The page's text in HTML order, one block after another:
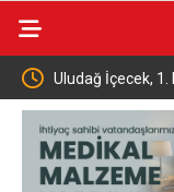
Uludağ İçecek, 1.
oldu